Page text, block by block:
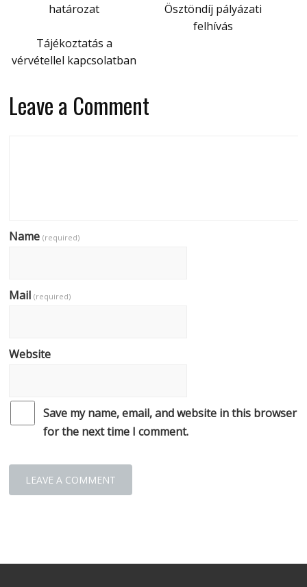
határozat
Ösztöndíj pályázati
felhívás
Tájékoztatás a
vérvétellel kapcsolatban
Leave a Comment
Name(required)
Mail(required)
Website
Save my name, email, and website in this browser
for the next time I comment.